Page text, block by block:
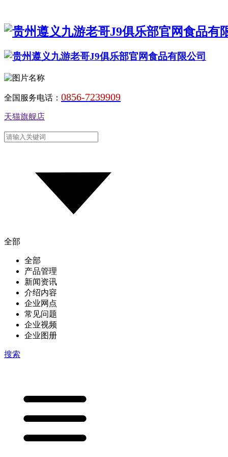
全国服务电话： 0856-7239909
天猫旗舰店
全部
全部
产品管理
新闻资讯
介绍内容
企业网点
常见问题
企业视频
企业图册
搜索